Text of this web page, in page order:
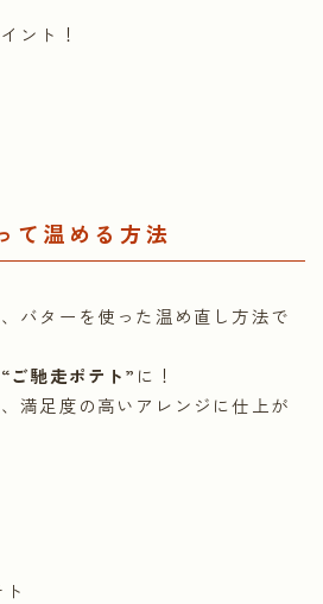
ント！
て温める方法
バターを使った温め直し方法で
“ご馳走ポテト” に！
満足度の高いアレンジに仕上が